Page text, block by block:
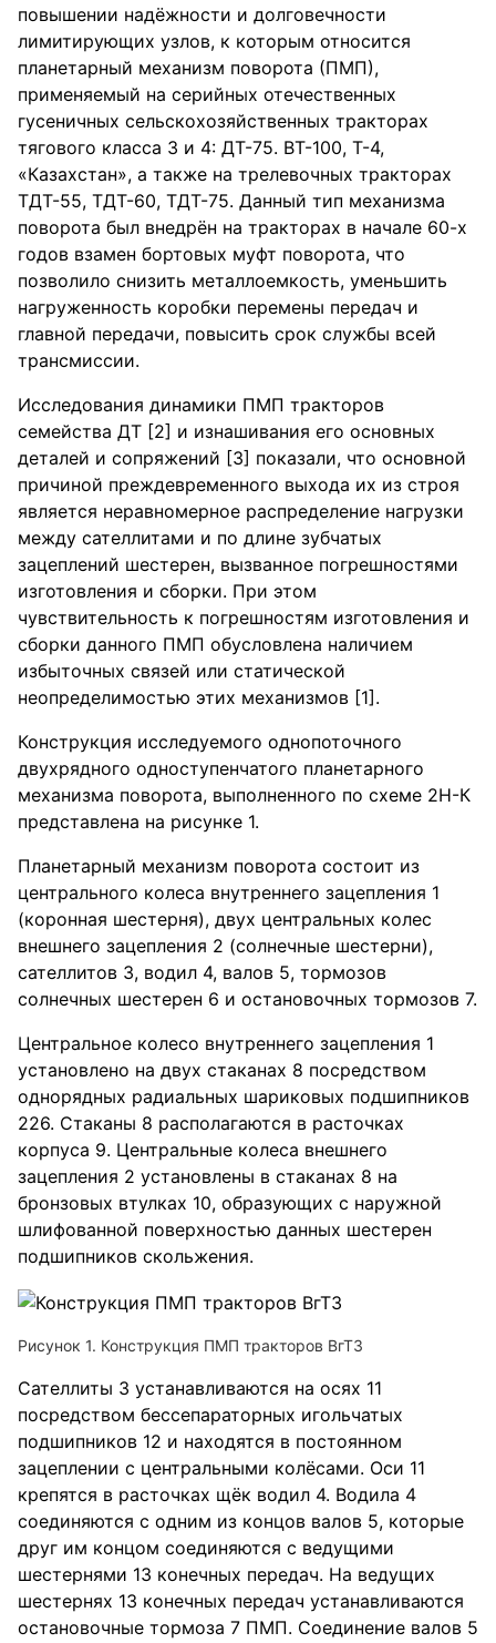
повышении надёжности и долговечности
лимитирующих узлов, к которым относится
планетарный механизм поворота (ПМП),
применяемый на серийных отечественных
гусеничных сельскохозяйственных тракторах
тягового класса 3 и 4: ДТ-75. ВТ-100, Т-4,
«Казахстан», а также на трелевочных тракторах
ТДТ-55, ТДТ-60, ТДТ-75. Данный тип механизма
поворота был внедрён на тракторах в начале 60-х
годов взамен бортовых муфт поворота, что
позволило снизить металлоемкость, уменьшить
нагруженность коробки перемены передач и
главной передачи, повысить срок службы всей
трансмиссии.
Исследования динамики ПМП тракторов
семейства ДТ [2] и изнашивания его основных
деталей и сопряжений [3] показали, что основной
причиной преждевременного выхода их из строя
является неравномерное распределение нагрузки
между сателлитами и по длине зубчатых
зацеплений шестерен, вызванное погрешностями
изготовления и сборки. При этом
чувствительность к погрешностям изготовления и
сборки данного ПМП обусловлена наличием
избыточных связей или статической
неопределимостью этих механизмов [1].
Конструкция исследуемого однопоточного
двухрядного одноступенчатого планетарного
механизма поворота, выполненного по схеме 2Н-К
представлена на рисунке 1.
Планетарный механизм поворота состоит из
центрального колеса внутреннего зацепления 1
(коронная шестерня), двух центральных колес
внешнего зацепления 2 (солнечные шестерни),
сателлитов 3, водил 4, валов 5, тормозов
солнечных шестерен 6 и остановочных тормозов 7.
Центральное колесо внутреннего зацепления 1
установлено на двух стаканах 8 посредством
однорядных радиальных шариковых подшипников
226. Стаканы 8 располагаются в расточках
корпуса 9. Центральные колеса внешнего
зацепления 2 установлены в стаканах 8 на
бронзовых втулках 10, образующих с наружной
шлифованной поверхностью данных шестерен
подшипников скольжения.
Рисунок 1. Конструкция ПМП тракторов ВгТЗ
Сателлиты 3 устанавливаются на осях 11
посредством бессепараторных игольчатых
подшипников 12 и находятся в постоянном
зацеплении с центральными колёсами. Оси 11
крепятся в расточках щёк водил 4. Водила 4
соединяются с одним из концов валов 5, которые
друг им концом соединяются с ведущими
шестернями 13 конечных передач. На ведущих
шестернях 13 конечных передач устанавливаются
остановочные тормоза 7 ПМП. Соединение валов 5